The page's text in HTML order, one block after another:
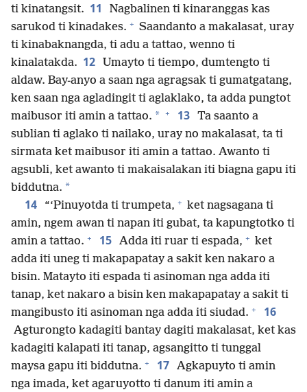
ti kinatangsit. 11
Nagbalinen ti kinaranggas kas
sarukod ti kinadakes. + Saandanto a makalasat, uray
ti kinabaknangda, ti adu a tattao, wenno ti
kinalatakda. 12
Umayto ti tiempo, dumtengto ti
aldaw. Bay-anyo a saan nga agragsak ti gumatgatang,
ken saan nga agladingit ti aglaklako, ta adda pungtot
maibusor iti amin a tattao. * + 13 Ta saanto a
sublian ti aglako ti nailako, uray no makalasat, ta ti
sirmata ket maibusor iti amin a tattao. Awanto ti
agsubli, ket awanto ti makaisalakan iti biagna gapu iti
biddutna. *
14 “‘Pinuyotda ti trumpeta, + ket nagsagana ti
amin, ngem awan ti napan iti gubat, ta kapungtotko ti
amin a tattao. + 15 Adda iti ruar ti espada, + ket
adda iti uneg ti makapapatay a sakit ken nakaro a
bisin. Matayto iti espada ti asinoman nga adda iti
tanap, ket nakaro a bisin ken makapapatay a sakit ti
mangibusto iti asinoman nga adda iti siudad. + 16
Agturongto kadagiti bantay dagiti makalasat, ket kas
kadagiti kalapati iti tanap, agsangitto ti tunggal
maysa gapu iti biddutna. + 17 Agkapuyto ti amin
nga imada, ket agaruyotto ti danum iti amin a